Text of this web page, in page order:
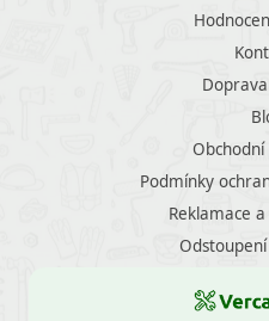
Podmínky
Reklamace